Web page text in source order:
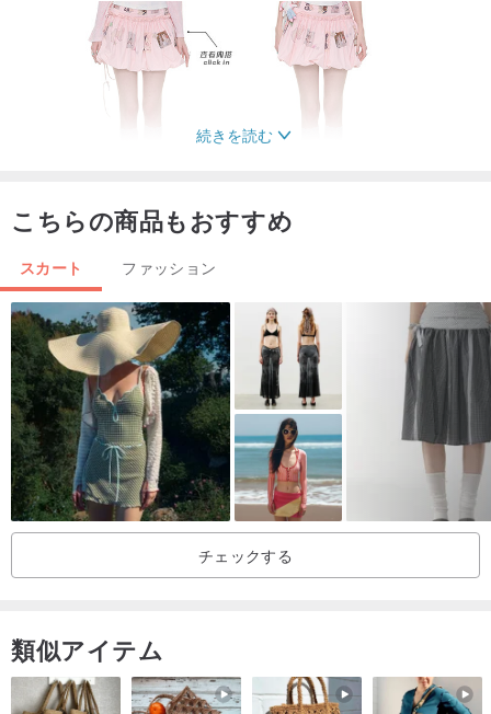
続きを読む
こちらの商品もおすすめ
スカート ファッション
チェックする
類似アイテム